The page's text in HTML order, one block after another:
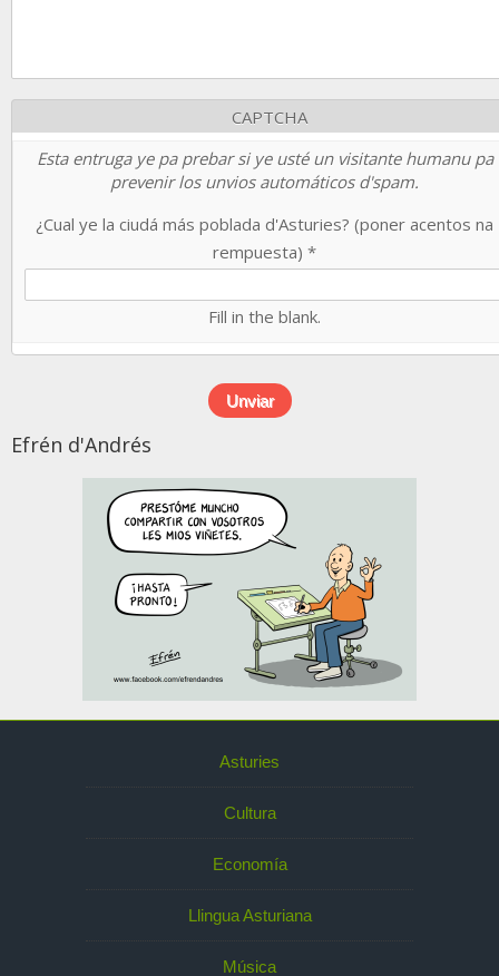
CAPTCHA
Esta entruga ye pa prebar si ye usté un visitante humanu pa
prevenir los unvios automáticos d'spam.
¿Cual ye la ciudá más poblada d'Asturies? (poner acentos na
rempuesta) *
Fill in the blank.
Efrén d'Andrés
Asturies
Cultura
Economía
Llingua Asturiana
Música